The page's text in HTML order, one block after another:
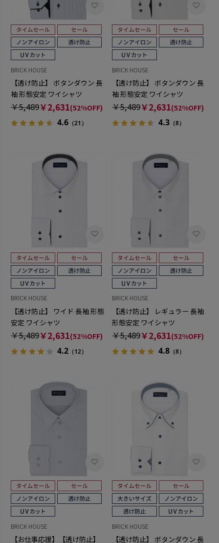
BRICK HOUSE
【透け防止】 ボタンダウン 長
袖 形態安定 ワイシャツ
￥5,489￥2,631(52%OFF)
4.6（21）
BRICK HOUSE
【透け防止】 ボタンダウン 長
袖 形態安定 ワイシャツ
￥5,489￥2,631(52%OFF)
4.3 （8）
BRICK HOUSE
【透け防止】 ワイド 長袖 形態
安定 ワイシャツ
￥5,489￥2,631(52%OFF)
4.2（12）
BRICK HOUSE
【透け防止】 レギュラー 長袖
形態安定 ワイシャツ
￥5,489￥2,631(52%OFF)
4.8 （8）
BRICK HOUSE
【お仕事応援】【透け防止】
BRICK HOUSE
【透け防止】 ボタンダウン 長